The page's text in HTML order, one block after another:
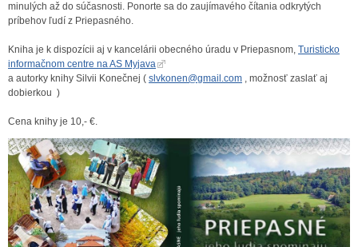
minulých až do súčasnosti. Ponorte sa do zaujímavého čítania odkrytých
príbehov ľudí z Priepasného.
Kniha je k dispozícii aj v kancelárii obecného úradu v Priepasnom, Turisticko
informačnom centre na AS Myjava
a autorky knihy Silvii Konečnej ( slvkonen@gmail.com , možnosť zaslať aj
dobierkou )
Cena knihy je 10,- €.